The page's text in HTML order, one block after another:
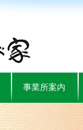
事業所案内